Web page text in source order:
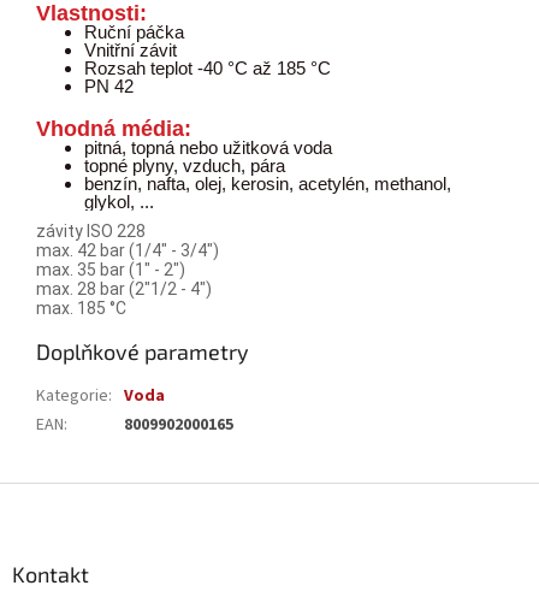
Vlastnosti:
Ruční páčka
Vnitřní závit
Rozsah teplot -40 °C až 185 °C
PN 42
Vhodná média:
pitná, topná nebo užitková voda
topné plyny, vzduch, pára
benzín, nafta, olej, kerosin, acetylén, methanol,
glykol, ...
závity ISO 228
max. 42 bar (1/4" - 3/4")
max. 35 bar (1" - 2")
max. 28 bar (2"1/2 - 4")
max. 185 °C
Doplňkové parametry
Kategorie: Voda
EAN: 8009902000165
Kontakt